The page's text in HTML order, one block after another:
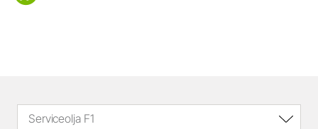
Serviceolja F1